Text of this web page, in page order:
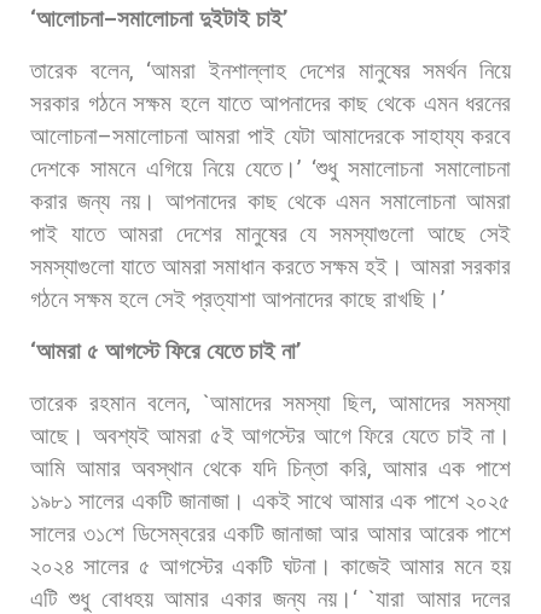
‘আলোচনা–সমালোচনা দুইটাই চাই’
তারেক বলেন, ‘আমরা ইনশাল্লাহ দেশের মানুষের সমর্থন নিয়ে
সরকার গঠনে সক্ষম হলে যাতে আপনাদের কাছ থেকে এমন ধরনের
আলোচনা–সমালোচনা আমরা পাই যেটা আমাদেরকে সাহায্য করবে
দেশকে সামনে এগিয়ে নিয়ে যেতে।’ ‘শুধু সমালোচনা সমালোচনা
করার জন্য নয়। আপনাদের কাছ থেকে এমন সমালোচনা আমরা
পাই যাতে আমরা দেশের মানুষের যে সমস্যাগুলো আছে সেই
সমস্যাগুলো যাতে আমরা সমাধান করতে সক্ষম হই। আমরা সরকার
গঠনে সক্ষম হলে সেই প্রত্যাশা আপনাদের কাছে রাখছি।’
‘আমরা ৫ আগস্টে ফিরে যেতে চাই না’
তারেক রহমান বলেন, `আমাদের সমস্যা ছিল,আমাদের সমস্যা
আছে। অবশ্যই আমরা ৫ই আগস্টের আগে ফিরে যেতে চাই না।
আমি আমার অবস্থান থেকে যদি চিন্তা করি, আমার এক পাশে
১৯৮১ সালের একটি জানাজা। একই সাথে আমার এক পাশে ২০২৫
সালের ৩১শে ডিসেম্বরের একটি জানাজা আর আমার আরেক পাশে
২০২৪ সালের ৫ আগস্টের একটি ঘটনা। কাজেই আমার মনে হয়
এটি শুধু বোধহয় আমার একার জন্য নয়। ‘ `যারা আমার দলের